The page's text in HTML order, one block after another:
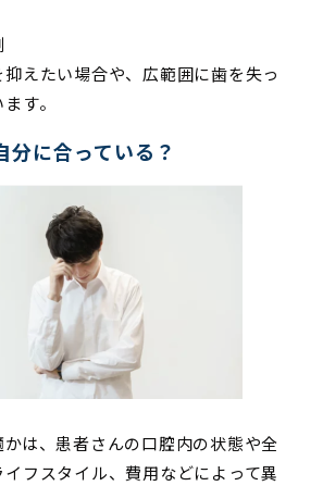
えたい場合や、広範囲に歯を失っ
す。
分に合っている？
は、患者さんの口腔内の状態や全
フスタイル、費用などによって異